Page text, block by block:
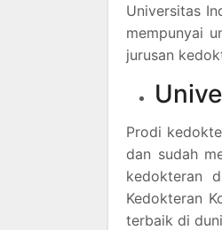
Universitas
mempunyai
jurusan
Prodi
dan sudah
kedokteran
Kedokteran
terbaik di